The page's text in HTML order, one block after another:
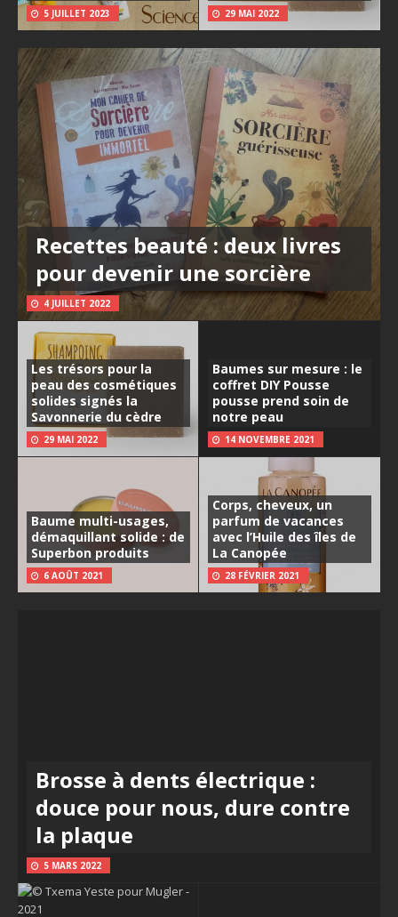
5 JUILLET 2023 29 MAI 2022
Recettes beauté : deux livres
pour devenir une sorcière
4 JUILLET 2022
Les trésors pour la
peau des cosmétiques
solides signés la
Savonnerie du cèdre
29 MAI 2022
Baumes sur mesure : le
coffret DIY Pousse
pousse prend soin de
notre peau
14 NOVEMBRE 2021
Baume multi-usages,
démaquillant solide : de
Superbon produits
6 AOÛT 2021
Corps, cheveux, un
parfum de vacances
avec l’Huile des îles de
La Canopée
28 FÉVRIER 2021
Brosse à dents électrique :
douce pour nous, dure contre
la plaque
5 MARS 2022